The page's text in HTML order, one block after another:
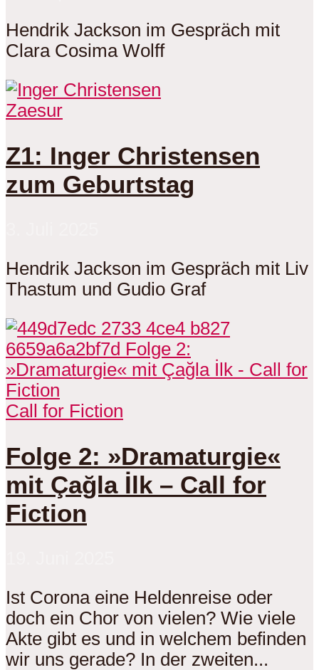
Hendrik Jackson im Gespräch mit
Clara Cosima Wolff
Zaesur
Z1: Inger Christensen
zum Geburtstag
Hendrik Jackson im Gespräch mit Liv
Thastum und Gudio Graf
Call for Fiction
Folge 2: »Dramaturgie«
mit Çağla İlk – Call for
Fiction
Ist Corona eine Heldenreise oder
doch ein Chor von vielen? Wie viele
Akte gibt es und in welchem befinden
wir uns gerade? In der zweiten...